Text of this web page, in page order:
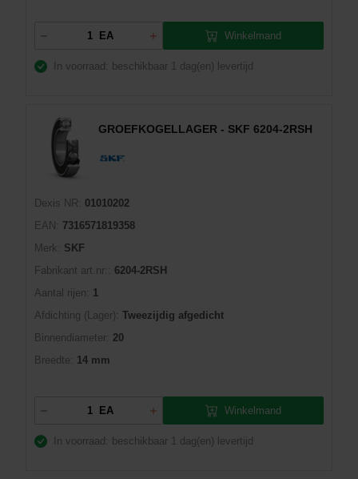
EA Winkelmand
In voorraad: beschikbaar 1 dag(en) levertijd
GROEFKOGELLAGER - SKF 6204-2RSH
Dexis NR:
01010202
EAN:
7316571819358
Merk:
SKF
Fabrikant art.nr::
6204-2RSH
Aantal rijen:
1
Afdichting (Lager): Tweezijdig afgedicht
Binnendiameter: 20
Breedte:
14 mm
EA Winkelmand
In voorraad: beschikbaar 1 dag(en) levertijd